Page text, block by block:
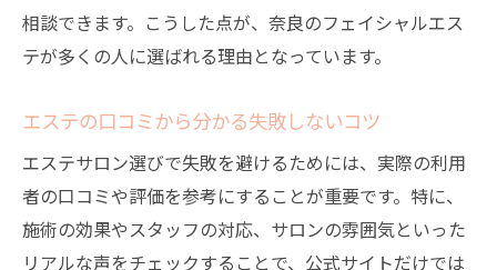
相談できます。こうした点が、奈良のフェイシャルエス
テが多くの人に選ばれる理由となっています。
エステの口コミから分かる失敗しないコツ
エステサロン選びで失敗を避けるためには、実際の利用
者の口コミや評価を参考にすることが重要です。特に、
施術の効果やスタッフの対応、サロンの雰囲気といった
リアルな声をチェックすることで、公式サイトだけでは